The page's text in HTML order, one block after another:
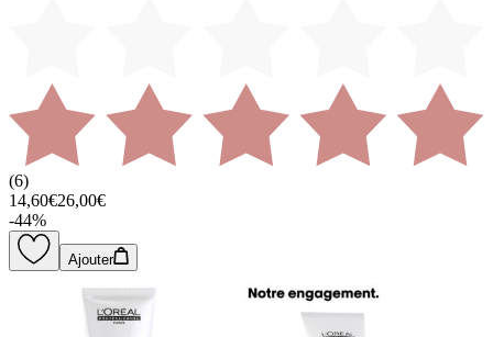
(6)
14,60€26,00€
-44%
Ajouter